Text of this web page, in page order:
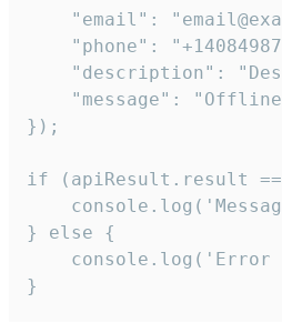
"email":
"phone":
"description":
"message":
});
if (apiResult.result
} else {
console.log('Error
}